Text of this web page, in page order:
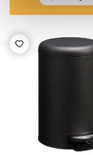
Klik op ‘Ja,
noodzakelijke
voor kiezen om
accepteren